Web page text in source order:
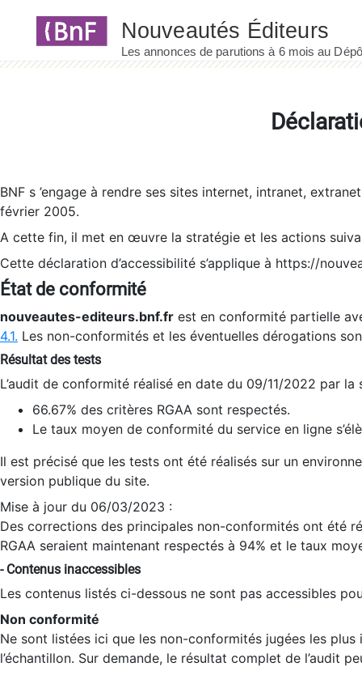
BNF s ’engage à rendre ses sites internet, intranet,
février 2005.
A cette fin, il met en œuvre la stratégie et les actions
Cette déclaration d’accessibilité s’applique à https://
État de conformité
nouveautes-editeurs.bnf.fr est en conformité partielle
4.1. Les non-conformités et les éventuelles dérogations
Résultat des tests
L’audit de conformité réalisé en date du 09/11/2022 par
66.67% des critères RGAA sont respectés.
Le taux moyen de conformité du service en ligne
Il est précisé que les tests ont été réalisés sur un
version publique du site.
Mise à jour du 06/03/2023 :
Des corrections des principales non-conformités ont été
RGAA seraient maintenant respectés à 94% et le taux
- Contenus inaccessibles
Les contenus listés ci-dessous ne sont pas accessibles
Non conformité
Ne sont listées ici que les non-conformités jugées les
l’échantillon. Sur demande, le résultat complet de l’audit